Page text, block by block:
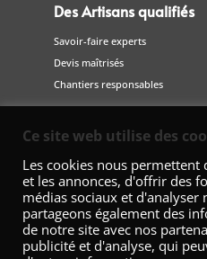
Des Artisans qualifiés
Savoir-faire experts
Devis maîtrisés
Chantiers responsables
Ce site web utilise des
Les cookies nous
et les annonces, d'offrir des
médias sociaux et d'analyser
partageons également des
de notre site avec nos
publicité et d'analyse, qui